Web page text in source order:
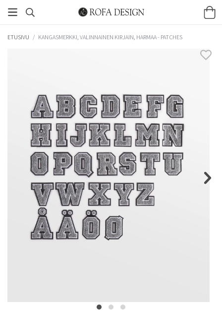
ETUSIVU / KANGASMERKKI, VALINNAINEN KIRJAIN, HARMAA - PATCHES